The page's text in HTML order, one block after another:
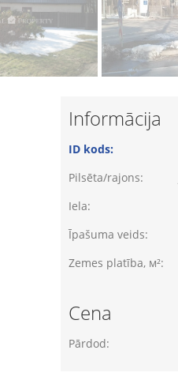
Informācija
ID kods:
Pilsēta/rajons:
Iela:
Īpašuma veids:
Zemes platība, м²:
Cena
Pārdod: